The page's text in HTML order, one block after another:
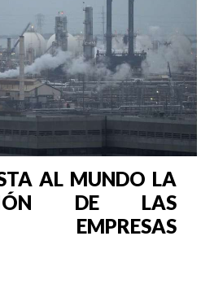
AL MUNDO LA
DE LAS
EMPRESAS